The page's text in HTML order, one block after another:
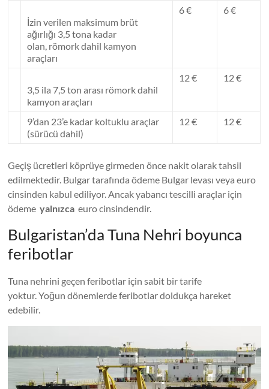
İzin verilen maksimum brüt
ağırlığı 3,5 tona kadar
olan, römork dahil kamyon
araçları
6 € 6 €
3,5 ila 7,5 ton arası römork dahil
kamyon araçları
12 € 12 €
9’dan 23’e kadar koltuklu araçlar
(sürücü dahil)
12 € 12 €
Geçiş ücretleri köprüye girmeden önce nakit olarak tahsil
edilmektedir. Bulgar tarafında ödeme Bulgar levası veya euro
cinsinden kabul ediliyor. Ancak yabancı tescilli araçlar için
ödemeyalnızca euro cinsindendir.
Bulgaristan’da Tuna Nehri boyunca
feribotlar
Tuna nehrini geçen feribotlar için sabit bir tarife
yoktur. Yoğun dönemlerde feribotlar doldukça hareket
edebilir.